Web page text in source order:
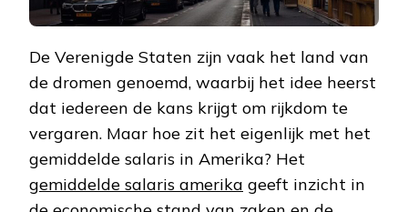
De Verenigde Staten zijn vaak het land van
de dromen genoemd, waarbij het idee heerst
dat iedereen de kans krijgt om rijkdom te
vergaren. Maar hoe zit het eigenlijk met het
gemiddelde salaris in Amerika? Het
gemiddelde salaris amerika geeft inzicht in